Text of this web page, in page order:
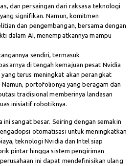
dan persaingan dari raksasa teknologi
signifikan. Namun, komitmen
dan pengembangan, bersama dengan
dalam AI, menempatkannya mampu
sendiri, termasuk
di tengah kemajuan pesat Nvidia
terus meningkat akan perangkat
Namun, portofolionya yang beragam dan
tradisional memberinya landasan
inisiatif robotiknya.
sangat besar. Seiring dengan semakin
otomatisasi untuk meningkatkan
teknologi Nvidia dan Intel siap
pintar hingga sistem pengiriman
ini dapat mendefinisikan ulang